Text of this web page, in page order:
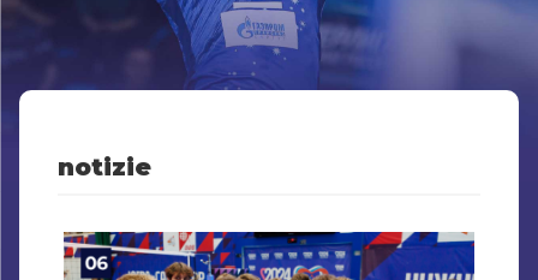
notizie